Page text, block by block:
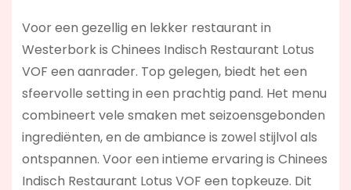
Voor een gezellig en lekker restaurant in
Westerbork is Chinees Indisch Restaurant Lotus
VOF een aanrader. Top gelegen, biedt het een
sfeervolle setting in een prachtig pand. Het menu
combineert vele smaken met seizoensgebonden
ingrediënten, en de ambiance is zowel stijlvol als
ontspannen. Voor een intieme ervaring is Chinees
Indisch Restaurant Lotus VOF een topkeuze. Dit